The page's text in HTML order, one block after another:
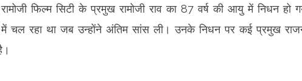
फिल्म सिटी के प्रमुख रामोजी राव का 87 वर्ष की आयु में निधन हो
चल रहा था जब उन्होंने अंतिम सांस ली। उनके निधन पर कई प्रमुख